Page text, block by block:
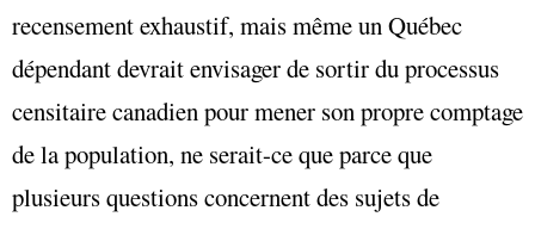
recensement exhaustif, mais même un Québec
dépendant devrait envisager de sortir du processus
censitaire canadien pour mener son propre comptage
de la population, ne serait-ce que parce que
plusieurs questions concernent des sujets de